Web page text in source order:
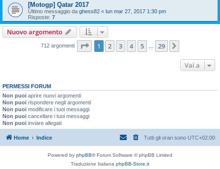
[Motogp] Qatar 2017
Ultimo messaggio da ghess82 « lun mar 27, 2017 1:30 pm
Risposte: 7
Nuovo argomento
712 argomenti Pagina di 29
1 2 3 4 5 29
Vai a
PERMESSI FORUM
Non puoi aprire nuovi argomenti
Non puoi rispondere negli argomenti
Non puoi modificare i tuoi messaggi
Non puoi cancellare i tuoi messaggi
Non puoi inviare allegati
Home Indice Tutti gli orari sono UTC+02:00
Powered by phpBB® Forum Software © phpBB Limited
Traduzione Italiana phpBB-Store.it